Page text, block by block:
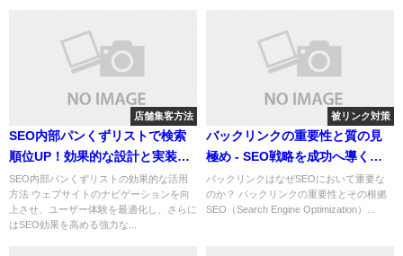
店舗集客方法
SEO内部パンくずリストで検索
順位UP！効果的な設計と実装方
法
SEO内部パンくずリストの効果的な活用
方法 ウェブサイトのナビゲーションを向
上させ、ユーザー体験を最適化し、さらに
はSEO効果を高める強力な...
被リンク対策
バックリンクの重要性と質の見
極め - SEO戦略を成功へ導くた
めのガイド
バックリンクはなぜSEOにおいて重要な
のか？ バックリンクの重要性とその根拠
SEO（Search Engine Optimization）...